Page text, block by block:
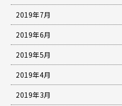
2019年7月
2019年6月
2019年5月
2019年4月
2019年3月